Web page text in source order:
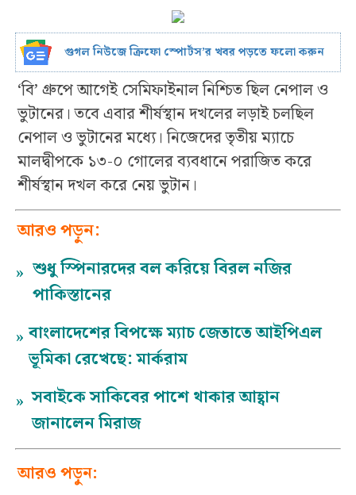
গুগল নিউজে ক্রিফো স্পোর্টস’র খবর পড়তে ফলো করুন
‘বি’ গ্রুপে আগেই সেমিফাইনাল নিশ্চিত ছিল নেপাল ও
ভুটানের। তবে এবার শীর্ষস্থান দখলের লড়াই চলছিল
নেপাল ও ভুটানের মধ্যে। নিজেদের তৃতীয় ম্যাচে
মালদ্বীপকে ১৩-০ গোলের ব্যবধানে পরাজিত করে
শীর্ষস্থান দখল করে নেয় ভুটান।
আরও পড়ুন:
» শুধু স্পিনারদের বল করিয়ে বিরল নজির
পাকিস্তানের
» বাংলাদেশের বিপক্ষে ম্যাচ জেতাতে আইপিএল
ভূমিকা রেখেছে: মার্করাম
» সবাইকে সাকিবের পাশে থাকার আহ্বান
জানালেন মিরাজ
আরও পড়ুন: